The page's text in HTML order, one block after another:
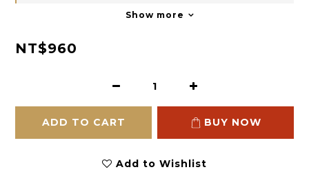
Show more
NT$960
ADD TO CART BUY NOW
Add to Wishlist